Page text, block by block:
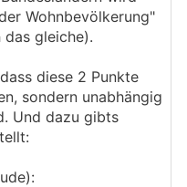
Wohnbevölkerung"
gleiche).
diese 2 Punkte
sondern unabhängig
Und dazu gibts